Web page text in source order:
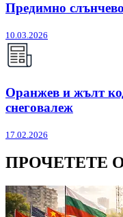
Предимно
10.03.2026
Оранжев и жълт
снеговалеж
17.02.2026
ПРОЧЕТЕТЕ